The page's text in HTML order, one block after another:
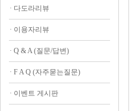
· 다도라리뷰
· 이용자리뷰
· Q & A (질문/답변)
· F A Q (자주묻는질문)
· 이벤트 게시판